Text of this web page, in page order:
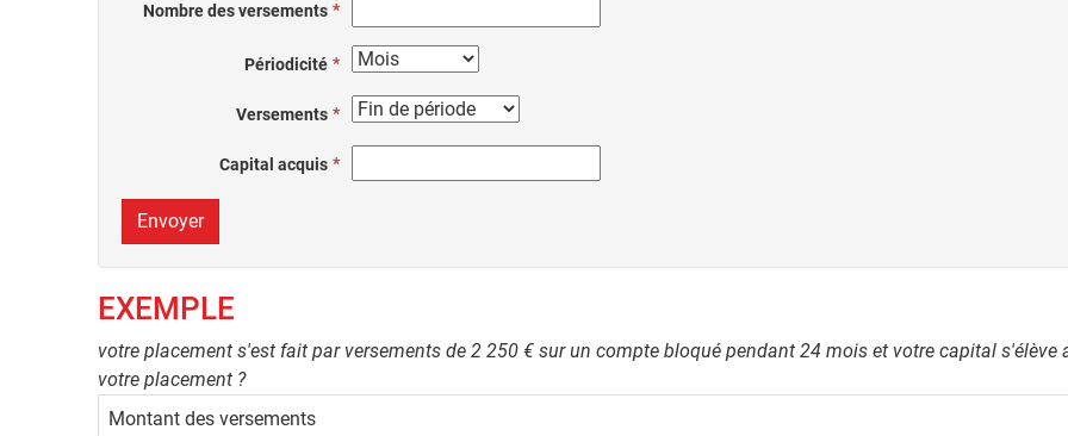
Nombre des versements
Périodicité
Versements
Capital acquis
Envoyer
EXEMPLE
votre placement s'est fait par versements de 2 250 € sur un compte bloqué pendant 24 mois et votre capital
votre placement ?
Montant des versements